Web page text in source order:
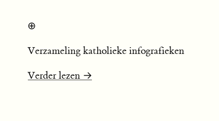
⊕
Verzameling katholieke infografieken
Verder lezen →